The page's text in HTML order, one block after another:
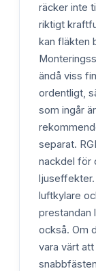
räcker inte
riktigt
kan fläkten
ändå viss
ordentligt,
som ingår
separat.
nackdel för
luftkylare
prestandan
också. Om
vara värt